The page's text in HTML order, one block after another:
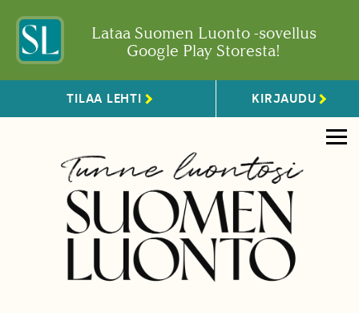
Lataa Suomen Luonto -sovellus
Google Play Storesta!
TILAA LEHTI KIRJAUDU